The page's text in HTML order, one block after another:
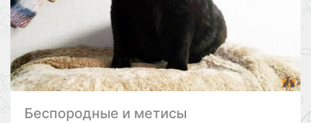
Беспородные и метисы